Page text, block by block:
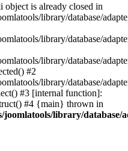
is already closed in
library/database/
library/database/
library/database/
#2
library/database/
#3 [internal function]:
#4 {main} thrown in
library/database/